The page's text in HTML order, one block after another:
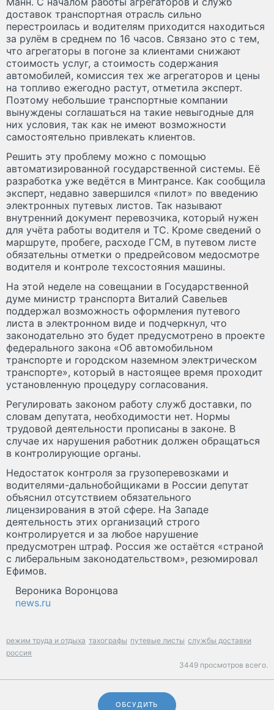
доставок транспортная отрасль сильно
перестроилась и водителям приходится находиться
за рулём в среднем по 16 часов. Связано это с тем,
что агрегаторы в погоне за клиентами снижают
стоимость услуг, а стоимость содержания
автомобилей, комиссия тех же агрегаторов и цены
на топливо ежегодно растут, отметила эксперт.
Поэтому небольшие транспортные компании
вынуждены соглашаться на такие невыгодные для
них условия, так как не имеют возможности
самостоятельно привлекать клиентов.
Решить эту проблему можно с помощью
автоматизированной государственной системы. Её
разработка уже ведётся в Минтрансе. Как сообщила
эксперт, недавно завершился «пилот» по введению
электронных путевых листов. Так называют
внутренний документ перевозчика, который нужен
для учёта работы водителя и ТС. Кроме сведений о
маршруте, пробеге, расходе ГСМ, в путевом листе
обязательны отметки о предрейсовом медосмотре
водителя и контроле техсостояния машины.
На этой неделе на совещании в Государственной
думе министр транспорта Виталий Савельев
поддержал возможность оформления путевого
листа в электронном виде и подчеркнул, что
законодательно это будет предусмотрено в проекте
федерального закона «Об автомобильном
транспорте и городском наземном электрическом
транспорте», который в настоящее время проходит
установленную процедуру согласования.
Регулировать законом работу служб доставки, по
словам депутата, необходимости нет. Нормы
трудовой деятельности прописаны в законе. В
случае их нарушения работник должен обращаться
в контролирующие органы.
Недостаток контроля за грузоперевозками и
водителями-дальнобойщиками в России депутат
объяснил отсутствием обязательного
лицензирования в этой сфере. На Западе
деятельность этих организаций строго
контролируется и за любое нарушение
предусмотрен штраф. Россия же остаётся «страной
с либеральным законодательством», резюмировал
Ефимов.
Вероника Воронцова
news.ru
режим труда и отдыха тахографы путевые листы службы доставки
россия
3449 просмотров всего.
ОБСУДИТЬ